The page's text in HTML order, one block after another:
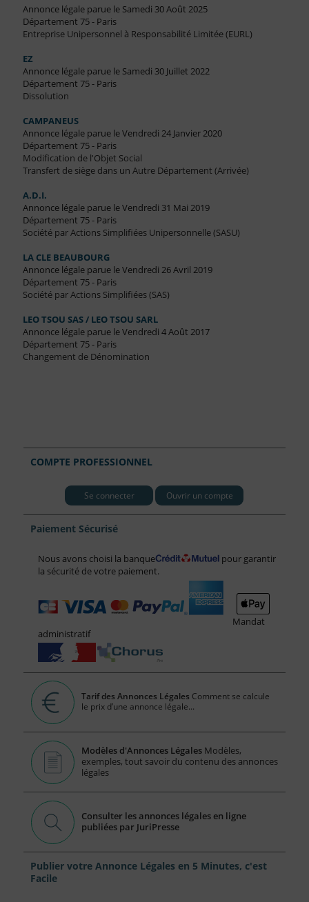
Annonce légale parue le Samedi 30 Août 2025
Département 75 - Paris
Entreprise Unipersonnel à Responsabilité Limitée (EURL)
EZ
Annonce légale parue le Samedi 30 Juillet 2022
Département 75 - Paris
Dissolution
CAMPANEUS
Annonce légale parue le Vendredi 24 Janvier 2020
Département 75 - Paris
Modification de l'Objet Social
Transfert de siège dans un Autre Département (Arrivée)
A.D.I.
Annonce légale parue le Vendredi 31 Mai 2019
Département 75 - Paris
Société par Actions Simplifiées Unipersonnelle (SASU)
LA CLE BEAUBOURG
Annonce légale parue le Vendredi 26 Avril 2019
Département 75 - Paris
Société par Actions Simplifiées (SAS)
LEO TSOU SAS / LEO TSOU SARL
Annonce légale parue le Vendredi 4 Août 2017
Département 75 - Paris
Changement de Dénomination
COMPTE PROFESSIONNEL
Se connecter Ouvrir un compte
Paiement Sécurisé
Nous avons choisi la banque
pour garantir
la sécurité de votre paiement.
Mandat
administratif
Tarif des Annonces Légales Comment se calcule
le prix d’une annonce légale...
Modèles d'Annonces Légales Modèles,
exemples, tout savoir du contenu des annonces
légales
Consulter les annonces légales en ligne
publiées par JuriPresse
Publier votre Annonce Légales en 5 Minutes, c'est
Facile